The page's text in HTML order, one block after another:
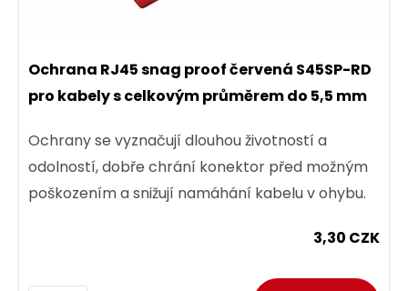
Ochrana RJ45 snag proof červená S45SP-RD
pro kabely s celkovým průměrem do 5,5 mm
Ochrany se vyznačují dlouhou životností a
odolností, dobře chrání konektor před možným
poškozením a snižují namáhání kabelu v ohybu.
3,30 CZK